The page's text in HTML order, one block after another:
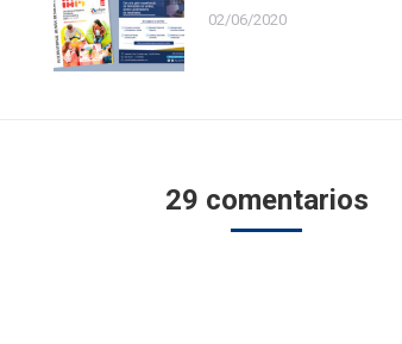
02/06/2020
29 comentarios